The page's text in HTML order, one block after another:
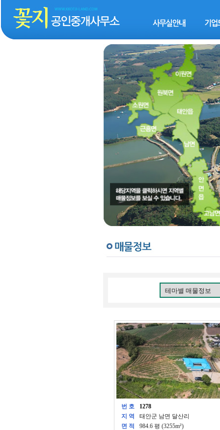
번 호
1278
지 역
태안군 남면 달산리
면 적
984.6 평 (3255m²)